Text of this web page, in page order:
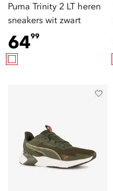
Puma Trinity 2 LT heren
sneakers wit zwart
6499